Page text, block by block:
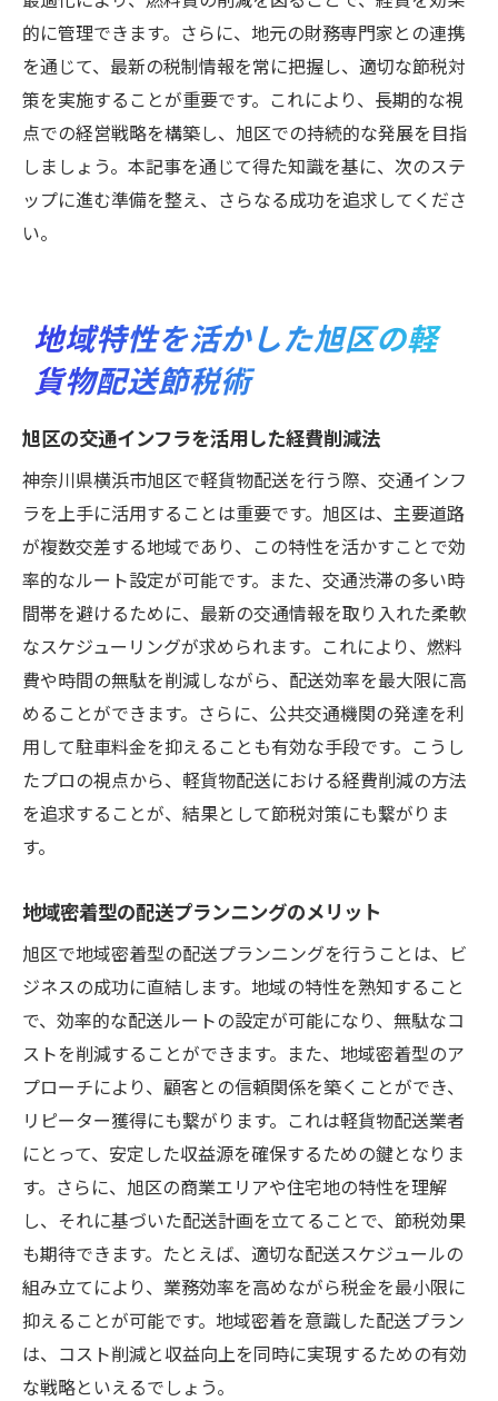
的に管理できます。さらに、地元の財務専門家との連携
を通じて、最新の税制情報を常に把握し、適切な節税対
策を実施することが重要です。これにより、長期的な視
点での経営戦略を構築し、旭区での持続的な発展を目指
しましょう。本記事を通じて得た知識を基に、次のステ
ップに進む準備を整え、さらなる成功を追求してくださ
い。
地域特性を活かした旭区の軽
貨物配送節税術
旭区の交通インフラを活用した経費削減法
神奈川県横浜市旭区で軽貨物配送を行う際、交通インフ
ラを上手に活用することは重要です。旭区は、主要道路
が複数交差する地域であり、この特性を活かすことで効
率的なルート設定が可能です。また、交通渋滞の多い時
間帯を避けるために、最新の交通情報を取り入れた柔軟
なスケジューリングが求められます。これにより、燃料
費や時間の無駄を削減しながら、配送効率を最大限に高
めることができます。さらに、公共交通機関の発達を利
用して駐車料金を抑えることも有効な手段です。こうし
たプロの視点から、軽貨物配送における経費削減の方法
を追求することが、結果として節税対策にも繋がりま
す。
地域密着型の配送プランニングのメリット
旭区で地域密着型の配送プランニングを行うことは、ビ
ジネスの成功に直結します。地域の特性を熟知すること
で、効率的な配送ルートの設定が可能になり、無駄なコ
ストを削減することができます。また、地域密着型のア
プローチにより、顧客との信頼関係を築くことができ、
リピーター獲得にも繋がります。これは軽貨物配送業者
にとって、安定した収益源を確保するための鍵となりま
す。さらに、旭区の商業エリアや住宅地の特性を理解
し、それに基づいた配送計画を立てることで、節税効果
も期待できます。たとえば、適切な配送スケジュールの
組み立てにより、業務効率を高めながら税金を最小限に
抑えることが可能です。地域密着を意識した配送プラン
は、コスト削減と収益向上を同時に実現するための有効
な戦略といえるでしょう。